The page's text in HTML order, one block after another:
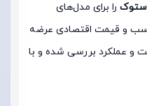
را برای مدل‌های
و قیمت اقتصادی عرضه
و عملکرد بررسی شده و با